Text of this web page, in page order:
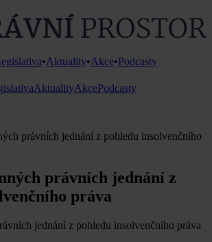
•Aktuality•Akce•Podcasty
AktualityAkcePodcasty
právních jednání z pohledu insolvenčního
právních jednání z
práva
jednání z pohledu insolvenčního práva